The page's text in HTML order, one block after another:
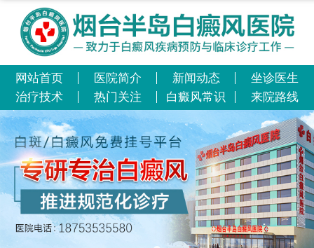
网站首页 医院简介 新闻动态
坐诊医生
治疗技术
热门关注 白癜风常识 来院路线